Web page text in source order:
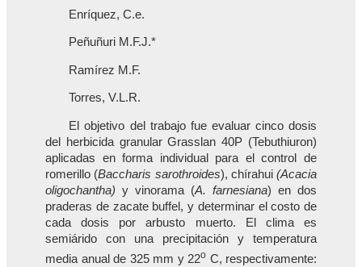
Enríquez, C.e.
Peñuñuri M.F.J.*
Ramírez M.F.
Torres, V.L.R.
El objetivo del trabajo fue evaluar cinco dosis
del herbicida granular Grasslan 40P (Tebuthiuron)
aplicadas en forma individual para el control de
romerillo (Baccharis sarothroides), chírahui (Acacia
oligochantha) y vinorama (A. farnesiana) en dos
praderas de zacate buffel, y determinar el costo de
cada dosis por arbusto muerto. El clima es
semiárido con una precipitación y temperatura
media anual de 325 mm y 22o C, respectivamente: